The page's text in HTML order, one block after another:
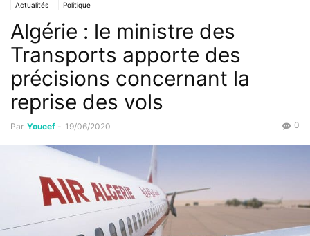
Actualités Politique
Algérie : le ministre des
Transports apporte des
précisions concernant la
reprise des vols
Par Youcef - 19/06/2020 0